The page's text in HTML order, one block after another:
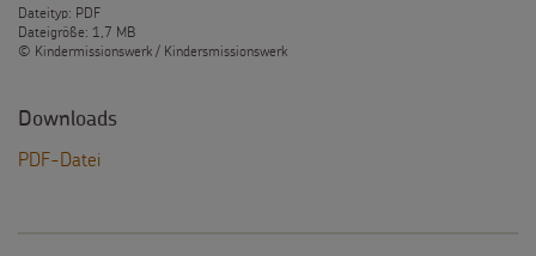
Dateityp: PDF
Dateigröße: 1,7 MB
© Kindermissionswerk / Kindersmissionswerk
Downloads
PDF-Datei